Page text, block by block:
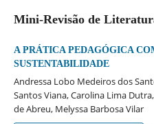
Mini-Revisão de
A PRÁTICA PEDAGÓGICA
SUSTENTABILIDADE
Andressa Lobo Medeiros dos
Santos Viana, Carolina Lima
de Abreu, Melyssa Barbosa Vilar